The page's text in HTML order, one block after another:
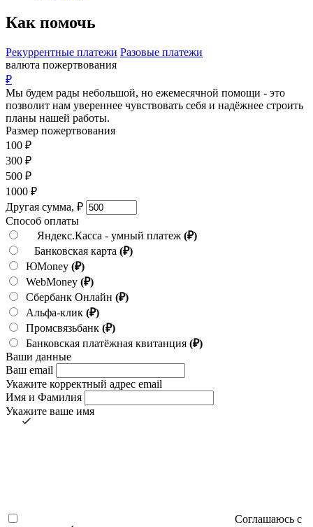
Как помочь
Рекуррентные платежи Разовые платежи
валюта пожертвования
₽
Мы будем рады небольшой, но ежемесячной помощи - это
позволит нам увереннее чувствовать себя и надёжнее строить
планы нашей работы.
Размер пожертвования
100 ₽
300 ₽
500 ₽
1000 ₽
Другая сумма, ₽
Способ оплаты
Яндекс.Касса - умный платеж (₽)
Банковская карта (₽)
ЮMoney (₽)
WebMoney (₽)
Сбербанк Онлайн (₽)
Альфа-клик (₽)
Промсвязьбанк (₽)
Банковская платёжная квитанция (₽)
Ваши данные
Ваш email
Укажите корректный адрес email
Имя и Фамилия
Укажите ваше имя
Соглашаюсь с